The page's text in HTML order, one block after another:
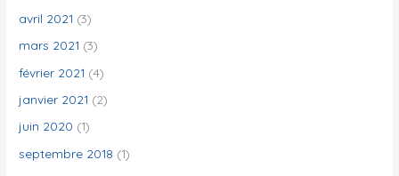
avril 2021 (3)
mars 2021 (3)
février 2021 (4)
janvier 2021 (2)
juin 2020 (1)
septembre 2018 (1)